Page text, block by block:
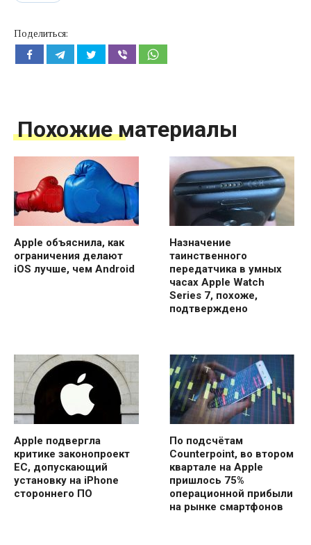
Поделиться:
Похожие материалы
Apple объяснила, как
ограничения делают
iOS лучше, чем Android
Назначение
таинственного
передатчика в умных
часах Apple Watch
Series 7, похоже,
подтверждено
Apple подвергла
критике законопроект
ЕС, допускающий
установку на iPhone
стороннего ПО
По подсчётам
Counterpoint, во втором
квартале на Apple
пришлось 75%
операционной прибыли
на рынке смартфонов